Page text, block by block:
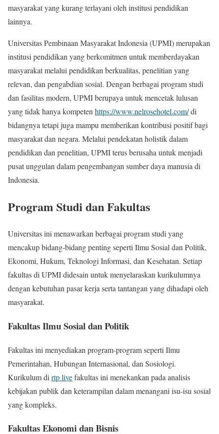
masyarakat yang kurang terlayani oleh institusi pendidikan
lainnya.
Universitas Pembinaan Masyarakat Indonesia (UPMI) merupakan
institusi pendidikan yang berkomitmen untuk memberdayakan
masyarakat melalui pendidikan berkualitas, penelitian yang
relevan, dan pengabdian sosial. Dengan berbagai program studi
dan fasilitas modern, UPMI berupaya untuk mencetak lulusan
yang tidak hanya kompetenhttps://www.nelrosehotel.com/di
bidangnya tetapi juga mampu memberikan kontribusi positif bagi
masyarakat dan negara. Melalui pendekatan holistik dalam
pendidikan dan penelitian, UPMI terus berusaha untuk menjadi
pusat unggulan dalam pengembangan sumber daya manusia di
Indonesia.
Program Studi dan Fakultas
Universitas ini menawarkan berbagai program studi yang
mencakup bidang-bidang penting seperti Ilmu Sosial dan Politik,
Ekonomi, Hukum, Teknologi Informasi, dan Kesehatan. Setiap
fakultas di UPMI didesain untuk menyelaraskan kurikulumnya
dengan kebutuhan pasar kerja serta tantangan yang dihadapi oleh
masyarakat.
Fakultas Ilmu Sosial dan Politik
Fakultas ini menyediakan program-program seperti Ilmu
Pemerintahan, Hubungan Internasional, dan Sosiologi.
Kurikulum di rtp livefakultas ini menekankan pada analisis
kebijakan publik dan keterampilan dalam menangani isu-isu sosial
yang kompleks.
Fakultas Ekonomi dan Bisnis